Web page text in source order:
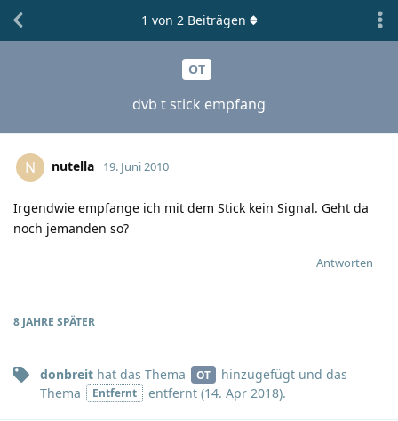
OT
dvb t stick empfang
1 von 2Beiträgen
N nutella 19. Juni 2010
Irgendwie empfange ich mit dem Stick kein Signal. Geht da
noch jemanden so?
Antworten
8 JAHRE SPÄTER
donbreit hat das Thema OT hinzugefügt und das
Thema
Entfernt entfernt (14. Apr 2018).